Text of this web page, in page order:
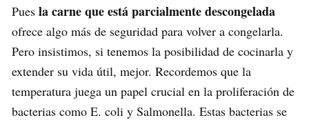
Pues la carne que está parcialmente descongelada
ofrece algo más de seguridad para volver a congelarla.
Pero insistimos, si tenemos la posibilidad de cocinarla y
extender su vida útil, mejor. Recordemos que la
temperatura juega un papel crucial en la proliferación de
bacterias como E. coli y Salmonella. Estas bacterias se